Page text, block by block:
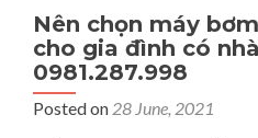
Nên chọn máy
cho gia đình có
0981.287.998
Posted on 28 June, 2021